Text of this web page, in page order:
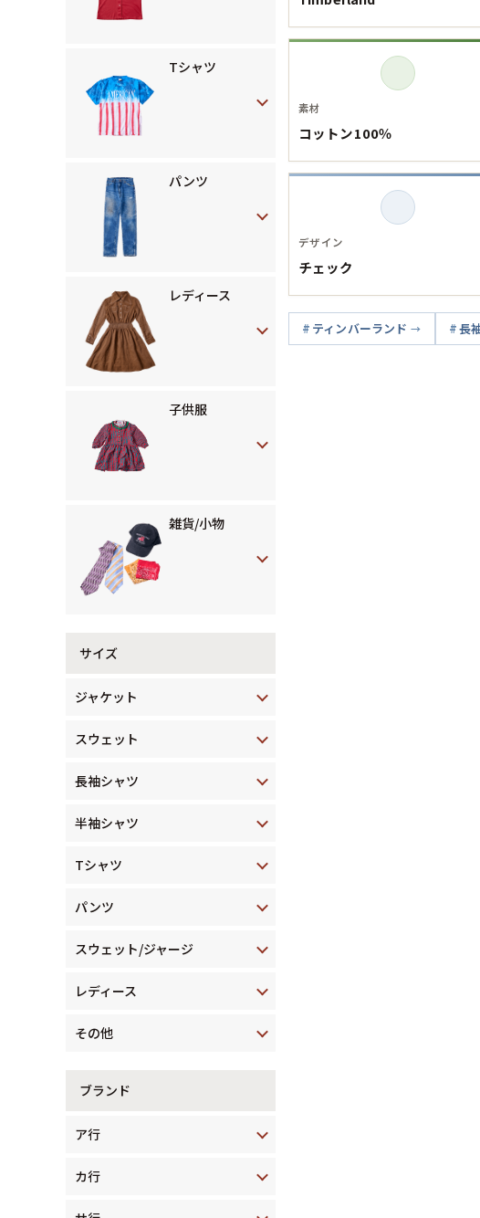
素材
コットン100％
デザイン
チェック
ティンバーランド 長
Tシャツ
パンツ
レディース
子供服
雑貨/小物
サイズ
ジャケット
スウェット
長袖シャツ
半袖シャツ
Tシャツ
パンツ
スウェット/ジャージ
レディース
その他
ブランド
ア行
カ行